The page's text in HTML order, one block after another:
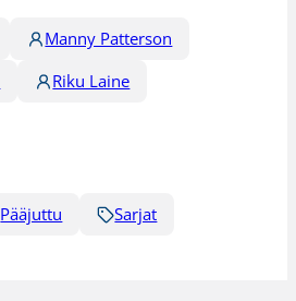
Manny Patterson
Riku Laine
Pääjuttu Sarjat